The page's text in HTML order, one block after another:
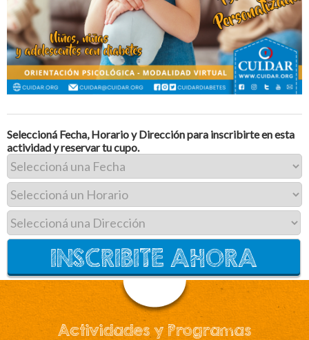
Seleccioná Fecha, Horario y Dirección para inscribirte en esta
actividad y reservar tu cupo.
Actividades y Programas